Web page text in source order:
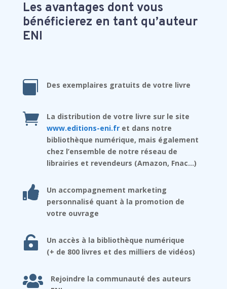
Les avantages dont vous
bénéficierez en tant qu’auteur
ENI
 Des exemplaires gratuits de votre livre

La distribution de votre livre sur le site
www.editions-eni.fret dans notre
bibliothèque numérique, mais également
chez l’ensemble de notre réseau de
librairies et revendeurs (Amazon, Fnac…)

Un accompagnement marketing
personnalisé quant à la promotion de
votre ouvrage

Un accès à la bibliothèque numérique
(+ de 800 livres et des milliers de vidéos)

Rejoindre la communauté des auteurs